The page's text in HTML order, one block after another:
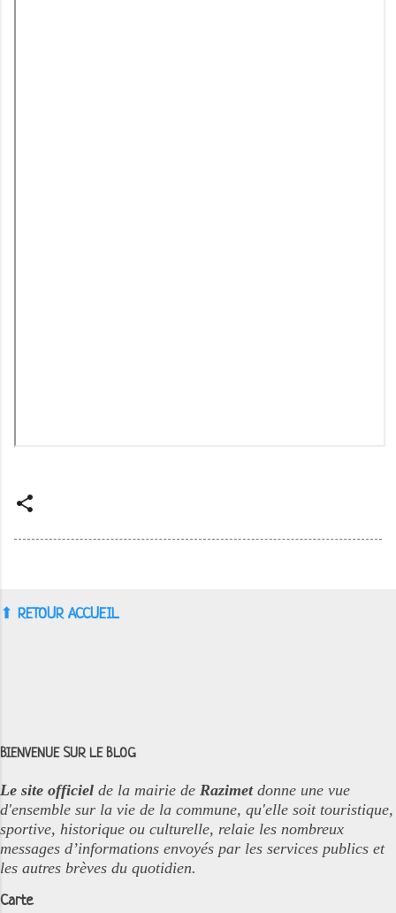
⬆︎ RETOUR ACCUEIL
BIENVENUE SUR LE BLOG
Le site officiel de la mairie de Razimetdonne une vue
d'ensemble sur la vie de la commune, qu'elle soit touristique,
sportive, historique ou culturelle, relaie les nombreux
messages d’informations envoyés par les services publics et
les autres brèves du quotidien.
Carte